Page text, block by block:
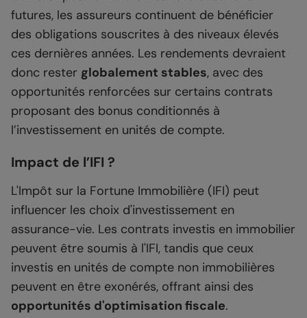
futures, les assureurs continuent de bénéficier
des obligations souscrites à des niveaux élevés
ces dernières années. Les rendements devraient
donc rester globalement stables, avec des
opportunités renforcées sur certains contrats
proposant des bonus conditionnés à
l’investissement en unités de compte.
Impact de l’IFI ?
L'Impôt sur la Fortune Immobilière (IFI) peut
influencer les choix d'investissement en
assurance-vie. Les contrats investis en immobilier
peuvent être soumis à l'IFI, tandis que ceux
investis en unités de compte non immobilières
peuvent en être exonérés, offrant ainsi des
opportunités d'optimisation fiscale.